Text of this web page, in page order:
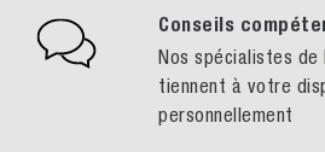
Conseils
Nos spécialistes de
tiennent à votre
personnellement